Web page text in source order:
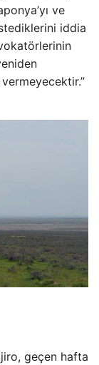
ve
iddia
geçen hafta